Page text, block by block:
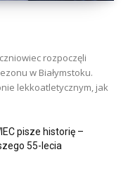
rozpoczęli
w Białymstoku.
lekkoatletycznym, jak
pisze historię –
55-lecia